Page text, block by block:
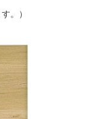
。）